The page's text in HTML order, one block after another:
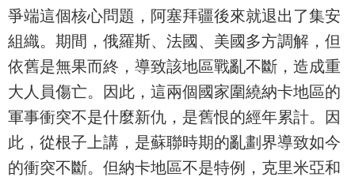
爭端這個核心問題，阿塞拜疆後來就退出了集安
組織。期間，俄羅斯、法國、美國多方調解，但
依舊是無果而終，導致該地區戰亂不斷，造成重
大人員傷亡。因此，這兩個國家圍繞納卡地區的
軍事衝突不是什麼新仇，是舊恨的經年累計。因
此，從根子上講，是蘇聯時期的亂劃界導致如今
的衝突不斷。但納卡地區不是特例，克里米亞和